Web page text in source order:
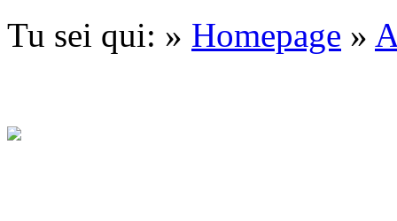
Tu sei qui: » Homepage »